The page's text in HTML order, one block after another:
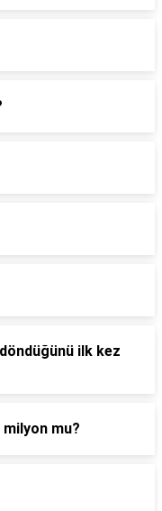
ilk kez
mu?